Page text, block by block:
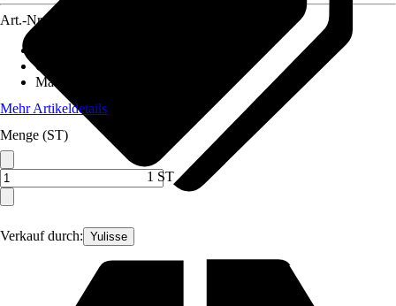
Verkauf durch: Yulisse
Art.-Nr.
Grundfarbe
Material
Mehr Artikeldetails
Menge (ST)
1 ST